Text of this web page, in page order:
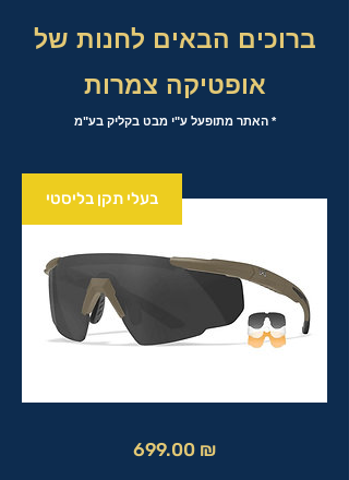
ברוכים הבאים לחנות של
אופטיקה צמרות
* האתר מתופעל ע"י מבט בקליק בע"מ
בעלי תקן בליסטי
699.00 ₪מחיר